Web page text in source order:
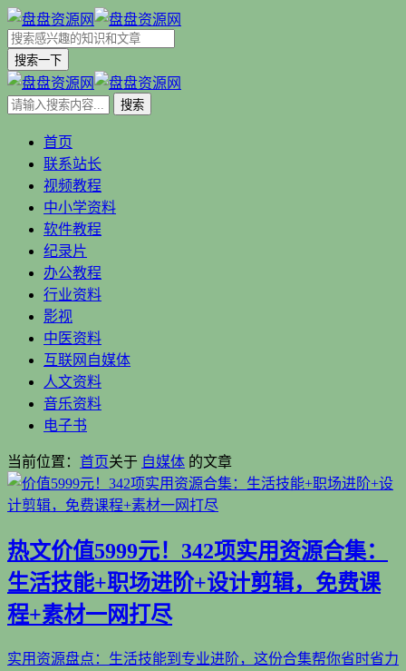
搜索一下
首页
联系站长
视频教程
中小学资料
软件教程
纪录片
办公教程
行业资料
影视
中医资料
互联网自媒体
人文资料
音乐资料
电子书
当前位置： 首页关于 自媒体 的文章
热文价值5999元！342项实用资源合集：
生活技能+职场进阶+设计剪辑，免费课
程+素材一网打尽
实用资源盘点：生活技能到专业进阶，这份合集帮你省时省力